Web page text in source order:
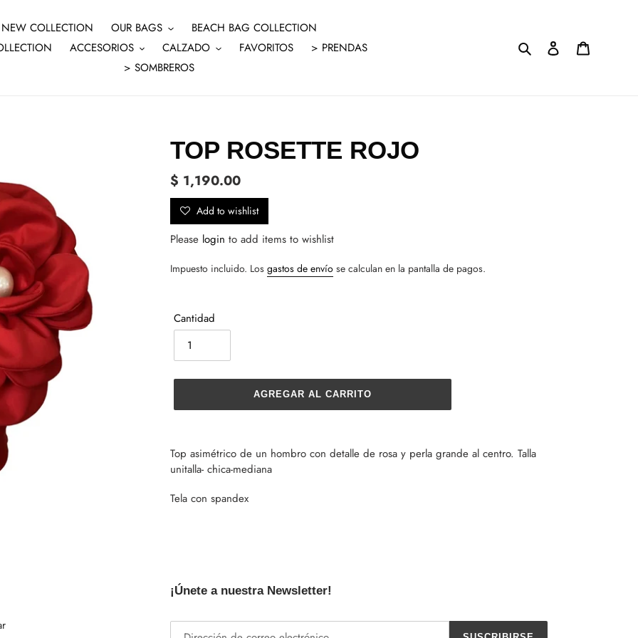
NEW COLLECTION OUR BAGS
BEACH BAG COLLECTION
ACCESORIOS CALZADO FAVORITOS
> PRENDAS
> SOMBREROS
Buscar Ingresar
TOP ROSETTE ROJO
Precio
habitual
$ 1,190.00
Add to wishlist
Please login to add items to wishlist
Impuesto incluido. Los gastos de envío se calculan en la pantalla de pagos.
Cantidad
AGREGAR AL CARRITO
el
producto
a
tu
Top asimétrico de un hombro con detalle de rosa y perla grande al centro. Talla
unitalla- chica-mediana
Tela con spandex
¡Únete a nuestra Newsletter!